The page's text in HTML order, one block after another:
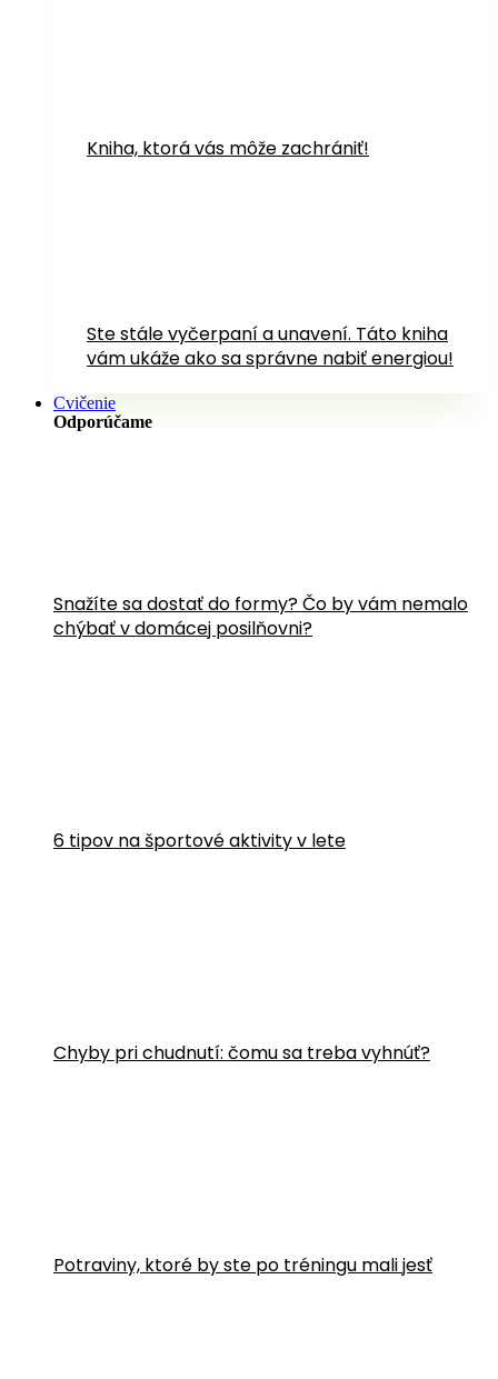
Kniha, ktorá vás môže zachrániť!
Ste stále vyčerpaní a unavení. Táto kniha
vám ukáže ako sa správne nabiť energiou!
Cvičenie
Odporúčame
Snažíte sa dostať do formy? Čo by vám nemalo
chýbať v domácej posilňovni?
6 tipov na športové aktivity v lete
Chyby pri chudnutí: čomu sa treba vyhnúť?
Potraviny, ktoré by ste po tréningu mali jesť